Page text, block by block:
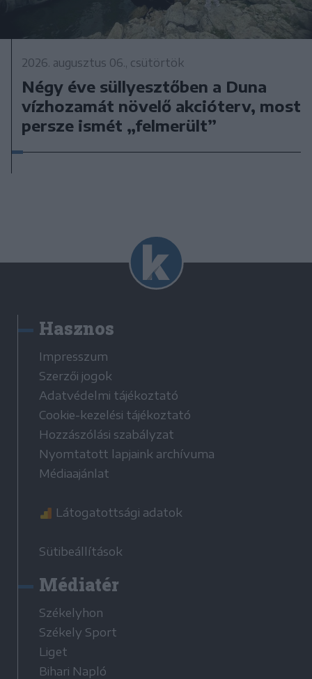
2026. augusztus 06., csütörtök
Négy éve süllyesztőben a Duna
vízhozamát növelő akcióterv, most
persze ismét „felmerült”
Hasznos
Impresszum
Szerzői jogok
Adatvédelmi tájékoztató
Cookie-kezelési tájékoztató
Hozzászólási szabályzat
Nyomtatott lapjaink archívuma
Médiaajánlat
Látogatottsági adatok
Sütibeállítások
Médiatér
Székelyhon
Székely Sport
Liget
Bihari Napló